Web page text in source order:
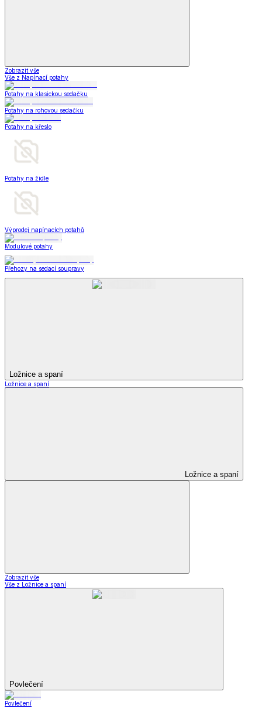
Zobrazit vše
Vše z Napínací potahy
Potahy na klasickou sedačku
Potahy na rohovou sedačku
Potahy na křeslo
Potahy na židle
Výprodej napínacích potahů
Modulové potahy
Přehozy na sedací soupravy
Ložnice a spaní
Ložnice a spaní
Ložnice a spaní
Zobrazit vše
Vše z Ložnice a spaní
Povlečení
Povlečení